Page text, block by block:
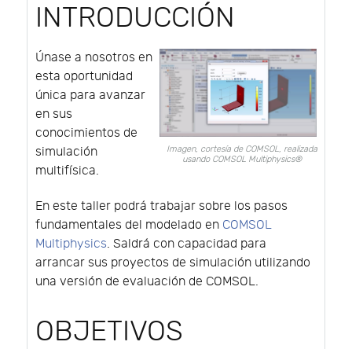
INTRODUCCIÓN
Imagen, cortesía de COMSOL, realizada
usando COMSOL Multiphysics®
Únase a nosotros en
esta oportunidad
única para avanzar
en sus
conocimientos de
simulación
multifísica.
En este taller podrá trabajar sobre los pasos
fundamentales del modelado en COMSOL
Multiphysics. Saldrá con capacidad para
arrancar sus proyectos de simulación utilizando
una versión de evaluación de COMSOL.
OBJETIVOS